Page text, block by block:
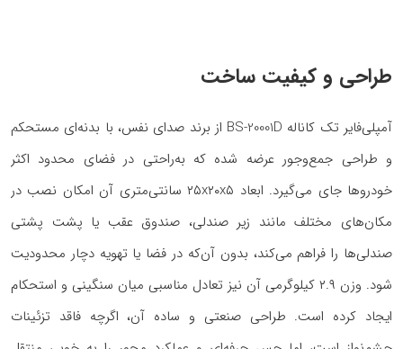
طراحی و کیفیت ساخت
آمپلی‌فایر تک کاناله BS-20001D از برند صدای نفس، با بدنه‌ای مستحکم
و طراحی جمع‌وجور عرضه شده که به‌راحتی در فضای محدود اکثر
خودروها جای می‌گیرد. ابعاد ۲۵x۲۰x۵ سانتی‌متری آن امکان نصب در
مکان‌های مختلف مانند زیر صندلی، صندوق عقب یا پشت پشتی
صندلی‌ها را فراهم می‌کند، بدون آن‌که در فضا یا تهویه‌ دچار محدودیت
شود. وزن ۲.۹ کیلوگرمی آن نیز تعادل مناسبی میان سنگینی و استحکام
ایجاد کرده است. طراحی صنعتی و ساده آن، اگرچه فاقد تزئینات